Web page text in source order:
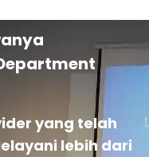
yang telah
lebih dari